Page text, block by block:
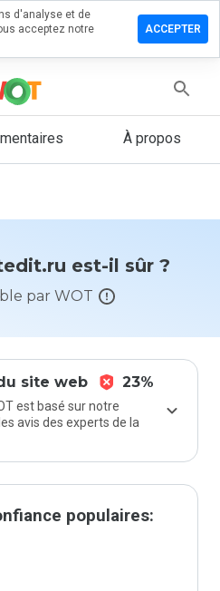
À propos
est-il sûr ?
par WOT
site web 23%
est basé sur notre
avis des experts de la
populaires:
d'analyse et de
acceptez notre
ACCEPTER